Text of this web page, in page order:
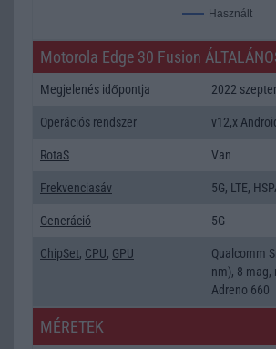
Használt
Motorola Edge 30 Fusion
Megjelenés időpontja 2022
Operációs rendszer v12,x
RotaS Van
Frekvenciasáv 5G, LTE,
Generáció 5G
ChipSet, CPU, GPU
Qualcomm
nm), 8 mag,
Adreno 660
MÉRETEK